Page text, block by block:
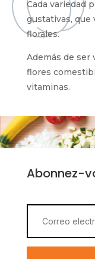
Cada variedad
gustativas, que
florales.
Además de ser
flores
vitaminas.
Abonnez-